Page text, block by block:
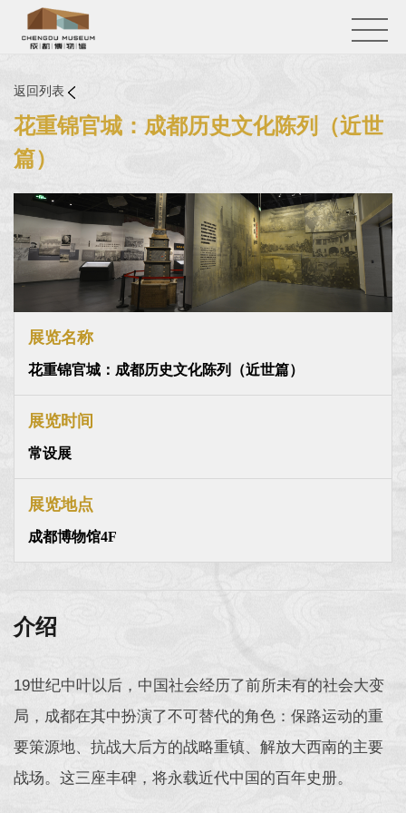
返回列表
花重锦官城：成都历史文化陈列（近世
篇）
展览名称
花重锦官城：成都历史文化陈列（近世篇）
展览时间
常设展
展览地点
成都博物馆4F
介绍
19世纪中叶以后，中国社会经历了前所未有的社会大变
局，成都在其中扮演了不可替代的角色：保路运动的重
要策源地、抗战大后方的战略重镇、解放大西南的主要
战场。这三座丰碑，将永载近代中国的百年史册。